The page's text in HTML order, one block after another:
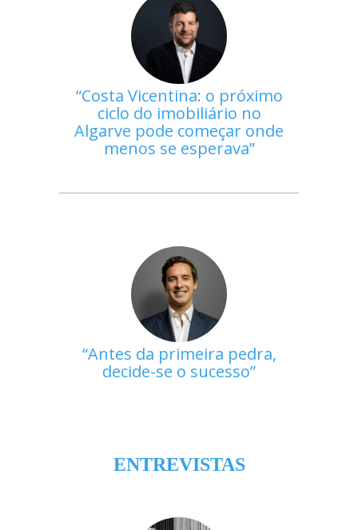
Costa Vicentina: o próximo
ciclo do imobiliário no
Algarve pode começar onde
menos se esperava
Antes da primeira pedra,
decide-se o sucesso
ENTREVISTAS